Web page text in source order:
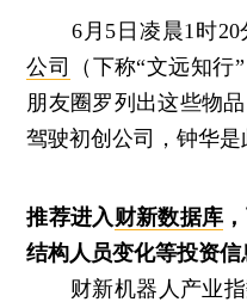
6月5日凌晨1时20
公司
（下称“文远知
朋友圈罗列出这些物
驾驶初创公司，钟华是
推荐进入 财新数据库
结构人员变化等投资信
财新机器人产业指